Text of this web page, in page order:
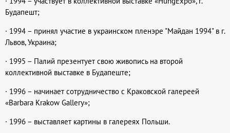
Будапешт;
· 1994 – принял участие в украинском пленэре "Майдан 1994" в г.
Львов, Украина;
· 1995 – Палий презентует свою живопись на второй
коллективной выставке в Будапеште;
· 1996 – начинает сотрудничество с Краковской галереей
«Barbara Krakow Gallery»;
· 1996 – выставляет картины в галереях Польши.